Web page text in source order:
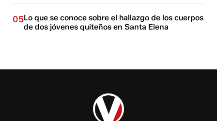
05Lo que se conoce sobre el hallazgo de los cuerpos
de dos jóvenes quiteños en Santa Elena